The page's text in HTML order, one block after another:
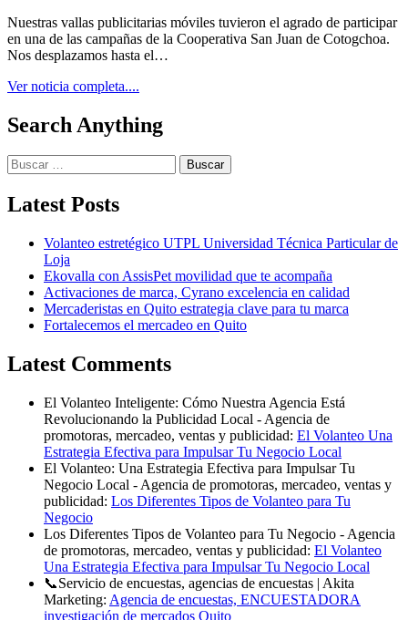
Nuestras vallas publicitarias móviles tuvieron el agrado de participar
en una de las campañas de la Cooperativa San Juan de Cotogchoa.
Nos desplazamos hasta el…
Ver noticia completa....
Search Anything
Latest Posts
Volanteo estretégico UTPL Universidad Técnica Particular de
Loja
Ekovalla con AssisPet movilidad que te acompaña
Activaciones de marca, Cyrano excelencia en calidad
Mercaderistas en Quito estrategia clave para tu marca
Fortalecemos el mercadeo en Quito
Latest Comments
El Volanteo Inteligente: Cómo Nuestra Agencia Está
Revolucionando la Publicidad Local - Agencia de
promotoras, mercadeo, ventas y publicidad: El Volanteo Una
Estrategia Efectiva para Impulsar Tu Negocio Local
El Volanteo: Una Estrategia Efectiva para Impulsar Tu
Negocio Local - Agencia de promotoras, mercadeo, ventas y
publicidad: Los Diferentes Tipos de Volanteo para Tu
Negocio
Los Diferentes Tipos de Volanteo para Tu Negocio - Agencia
de promotoras, mercadeo, ventas y publicidad: El Volanteo
Una Estrategia Efectiva para Impulsar Tu Negocio Local
📞Servicio de encuestas, agencias de encuestas | Akita
Marketing: Agencia de encuestas, ENCUESTADORA
investigación de mercados Quito